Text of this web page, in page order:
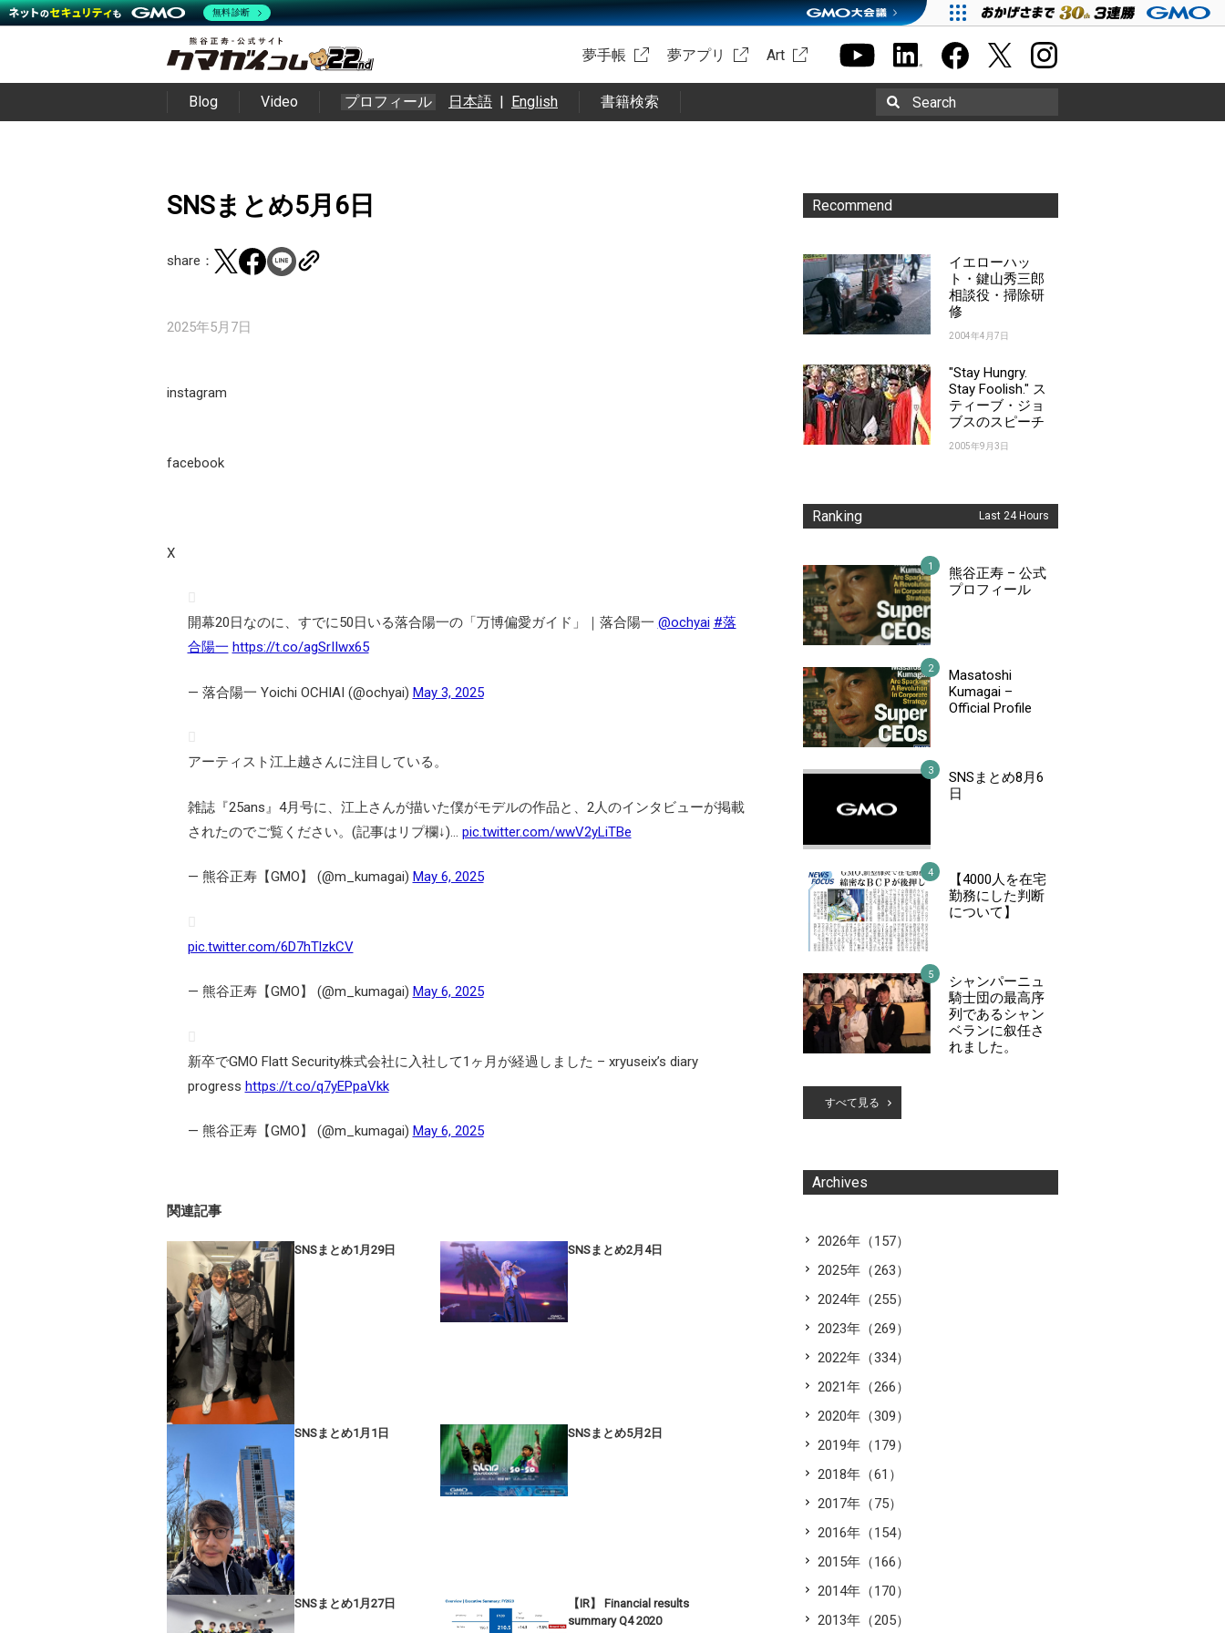
夢手帳 夢アプリ Art
Blog Video プロフィール 日本語 | English 書籍検索 Search
SNSまとめ5月6日
share：
2025年5月7日
instagram
facebook
X
開幕20日なのに、すでに50日いる落合陽一の「万博偏愛ガイド」｜落合陽一 @ochyai #落
合陽一 https://t.co/agSrIIwx65
— 落合陽一 Yoichi OCHIAI (@ochyai) May 3, 2025
アーティスト江上越さんに注目している。
雑誌『25ans』4月号に、江上さんが描いた僕がモデルの作品と、2人のインタビューが掲載
されたのでご覧ください。(記事はリプ欄↓)… pic.twitter.com/wwV2yLiTBe
— 熊谷正寿【GMO】 (@m_kumagai) May 6, 2025
pic.twitter.com/6D7hTlzkCV
— 熊谷正寿【GMO】 (@m_kumagai) May 6, 2025
新卒でGMO Flatt Security株式会社に入社して1ヶ月が経過しました – xryuseix’s diary
progress https://t.co/q7yEPpaVkk
— 熊谷正寿【GMO】 (@m_kumagai) May 6, 2025
関連記事
SNSまとめ1月29日 SNSまとめ2月4日
SNSまとめ1月1日 SNSまとめ5月2日
SNSまとめ1月27日
【IR】 Financial results
summary Q4 2020
Recommend
イエローハッ
ト・鍵山秀三郎
相談役・掃除研
修
2004年4月7日
"Stay Hungry.
Stay Foolish." ス
ティーブ・ジョ
ブスのスピーチ
2005年9月3日
Ranking Last 24 Hours
熊谷正寿 – 公式
プロフィール
Masatoshi
Kumagai –
Official Profile
SNSまとめ8月6
日
【4000人を在宅
勤務にした判断
について】
シャンパーニュ
騎士団の最高序
列であるシャン
ベランに叙任さ
れました。
すべて見る
Archives
2026年（157）
2025年（263）
2024年（255）
2023年（269）
2022年（334）
2021年（266）
2020年（309）
2019年（179）
2018年（61）
2017年（75）
2016年（154）
2015年（166）
2014年（170）
2013年（205）
無料診断